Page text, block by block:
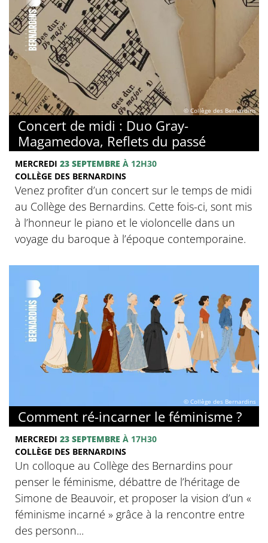
© Collège des Bernardins
Concert de midi : Duo Gray-
Magamedova, Reflets du passé
MERCREDI 23 SEPTEMBRE À 12H30
COLLÈGE DES BERNARDINS
Venez profiter d’un concert sur le temps de midi
au Collège des Bernardins. Cette fois-ci, sont mis
à l’honneur le piano et le violoncelle dans un
voyage du baroque à l’époque contemporaine.
© Collège des Bernardins
Comment ré-incarner le féminisme ?
MERCREDI 23 SEPTEMBRE À 17H30
COLLÈGE DES BERNARDINS
Un colloque au Collège des Bernardins pour
penser le féminisme, débattre de l’héritage de
Simone de Beauvoir, et proposer la vision d’un «
féminisme incarné » grâce à la rencontre entre
des personn...